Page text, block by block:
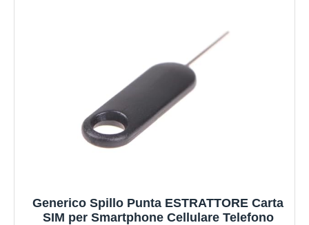
Generico Spillo Punta ESTRATTORE Carta
SIM per Smartphone Cellulare Telefono